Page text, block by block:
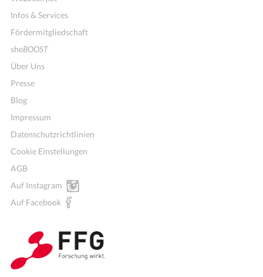
Infos & Services
Fördermitgliedschaft
sheBOOST
Über Uns
Presse
Blog
Impressum
Datenschutzrichtlinien
Cookie Einstellungen
AGB
Auf Instagram
Auf Facebook